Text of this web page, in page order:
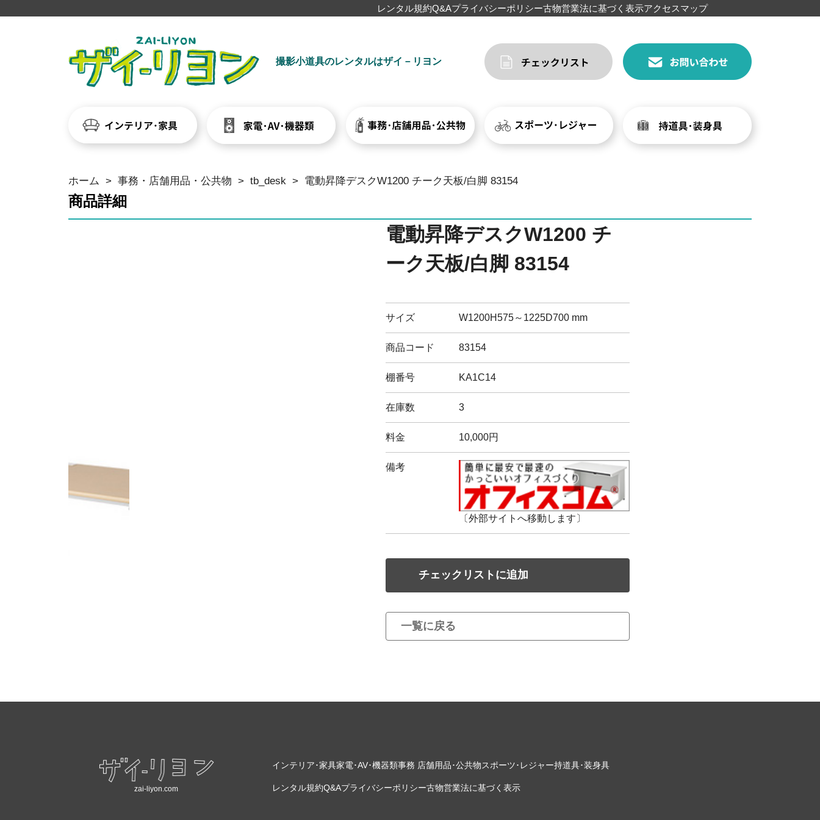
レンタル規約Q&Aプライバシーポリシー古物営業法に基づく表示アクセスマップ
撮影小道具のレンタルはザイ－リヨン
ホーム > 事務・店舗用品・公共物 > tb_desk > 電動昇降デスクW1200 チーク天板/白脚 83154
商品詳細
電動昇降デスクW1200 チ
ーク天板/白脚 83154
サイズ W1200H575～1225D700 mm
商品コード 83154
棚番号 KA1C14
在庫数 3
料金 10,000円
備考
〔外部サイトへ移動します〕
チェックリストに追加
一覧に戻る
zai-liyon.com
インテリア･家具家電･AV･機器類事務 店舗用品･公共物スポーツ･レジャー持道具･装身具
レンタル規約Q&Aプライバシーポリシー古物営業法に基づく表示